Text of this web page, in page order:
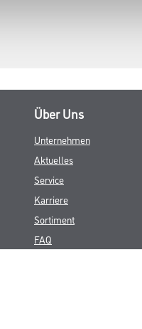
Über Uns
Unternehmen
Aktuelles
Service
Karriere
Sortiment
FAQ